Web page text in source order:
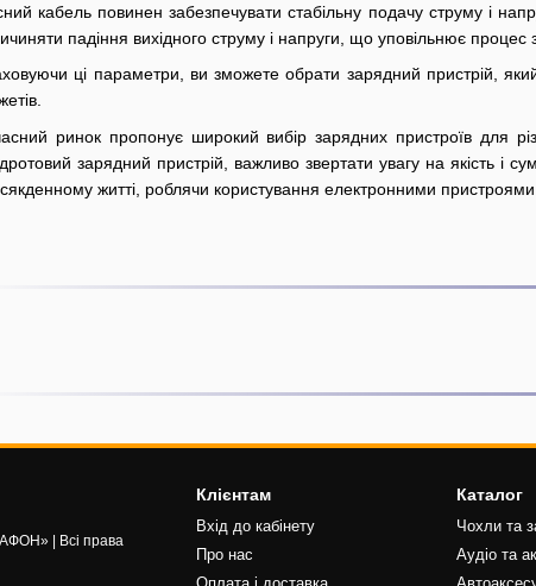
кабель повинен забезпечувати стабільну подачу струму і
падіння вихідного струму і напруги, що уповільнює процес
ці параметри, ви зможете обрати зарядний пристрій,
ринок пропонує широкий вибір зарядних пристроїв для
зарядний пристрій, важливо звертати увагу на якість і
житті, роблячи користування електронними
| Всі права
Клієнтам
Вхід до кабінету
Про нас
Каталог
Чохли та
Аудіо та